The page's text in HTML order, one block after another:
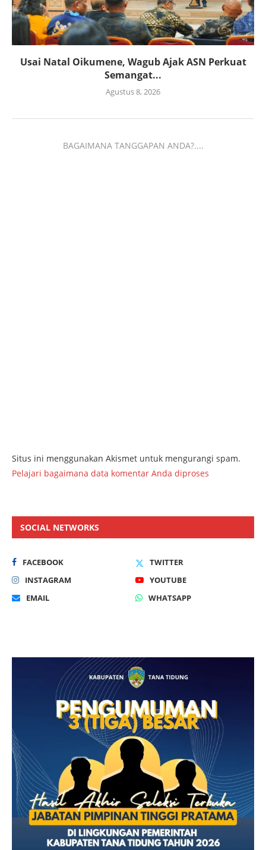
Usai Natal Oikumene, Wagub Ajak ASN Perkuat
Semangat...
Agustus 8, 2026
BAGAIMANA TANGGAPAN ANDA?....
Situs ini menggunakan Akismet untuk mengurangi spam.
Pelajari bagaimana data komentar Anda diproses
SOCIAL NETWORKS
FACEBOOK
TWITTER
INSTAGRAM
YOUTUBE
EMAIL
WHATSAPP